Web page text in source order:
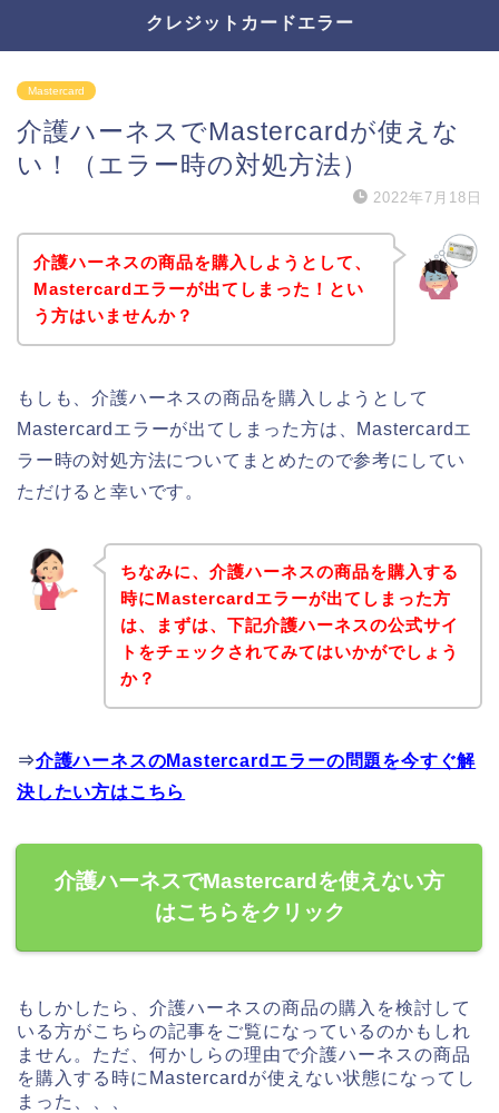
クレジットカードエラー
Mastercard
介護ハーネスでMastercardが使えな
い！（エラー時の対処方法）
2022年7月18日
介護ハーネスの商品を購入しようとして、
Mastercardエラーが出てしまった！とい
う方はいませんか？
もしも、介護ハーネスの商品を購入しようとして
Mastercardエラーが出てしまった方は、Mastercardエ
ラー時の対処方法についてまとめたので参考にしてい
ただけると幸いです。
ちなみに、介護ハーネスの商品を購入する
時にMastercardエラーが出てしまった方
は、まずは、下記介護ハーネスの公式サイ
トをチェックされてみてはいかがでしょう
か？
⇒介護ハーネスのMastercardエラーの問題を今すぐ解
決したい方はこちら
介護ハーネスでMastercardを使えない方
はこちらをクリック
もしかしたら、介護ハーネスの商品の購入を検討して
いる方がこちらの記事をご覧になっているのかもしれ
ません。ただ、何かしらの理由で介護ハーネスの商品
を購入する時にMastercardが使えない状態になってし
まった、、、